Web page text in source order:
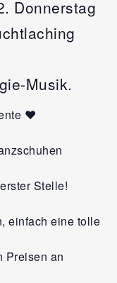
Donnerstag
Musik.
❤️
Stelle!
einfach eine tolle
Preisen an